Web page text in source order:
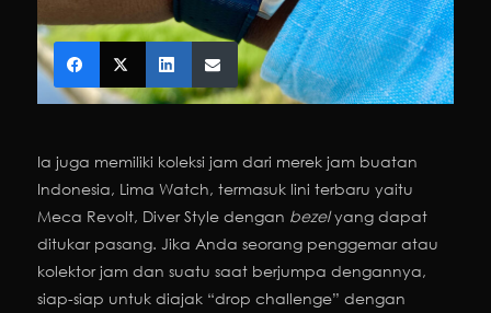
Ia juga memiliki koleksi jam dari merek jam buatan
Indonesia, Lima Watch, termasuk lini terbaru yaitu
Meca Revolt, Diver Style dengan bezelyang dapat
ditukar pasang. Jika Anda seorang penggemar atau
kolektor jam dan suatu saat berjumpa dengannya,
siap-siap untuk diajak “drop challenge” dengan